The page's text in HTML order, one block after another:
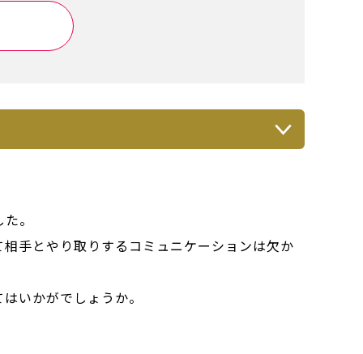
。
手とやり取りするコミュニケーションは欠か
いかがでしょうか。